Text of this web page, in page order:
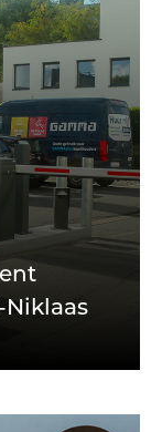
Niklaas